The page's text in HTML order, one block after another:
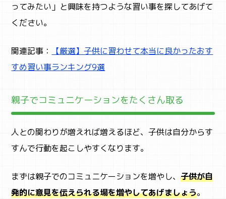
ってみたい」と興味を持つような習い事を探してあげて
ください。
関連記事：
【厳選】子供に習わせて本当に良かったおす
すめ習い事ランキング9選
親子でコミュニケーションをたくさん取る
人との関わりが増えれば増えるほど、子供は自分からす
すんで行動を起こしやすくなります。
まずは親子でのコミュニケーションを増やし、子供が自
発的に意見を伝えられる場を増やしてあげましょう。